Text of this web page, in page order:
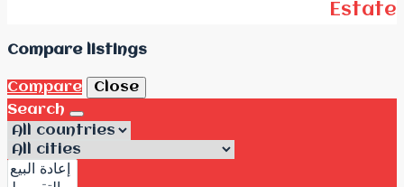
Estate
Compare listings
Compare
Close
Search